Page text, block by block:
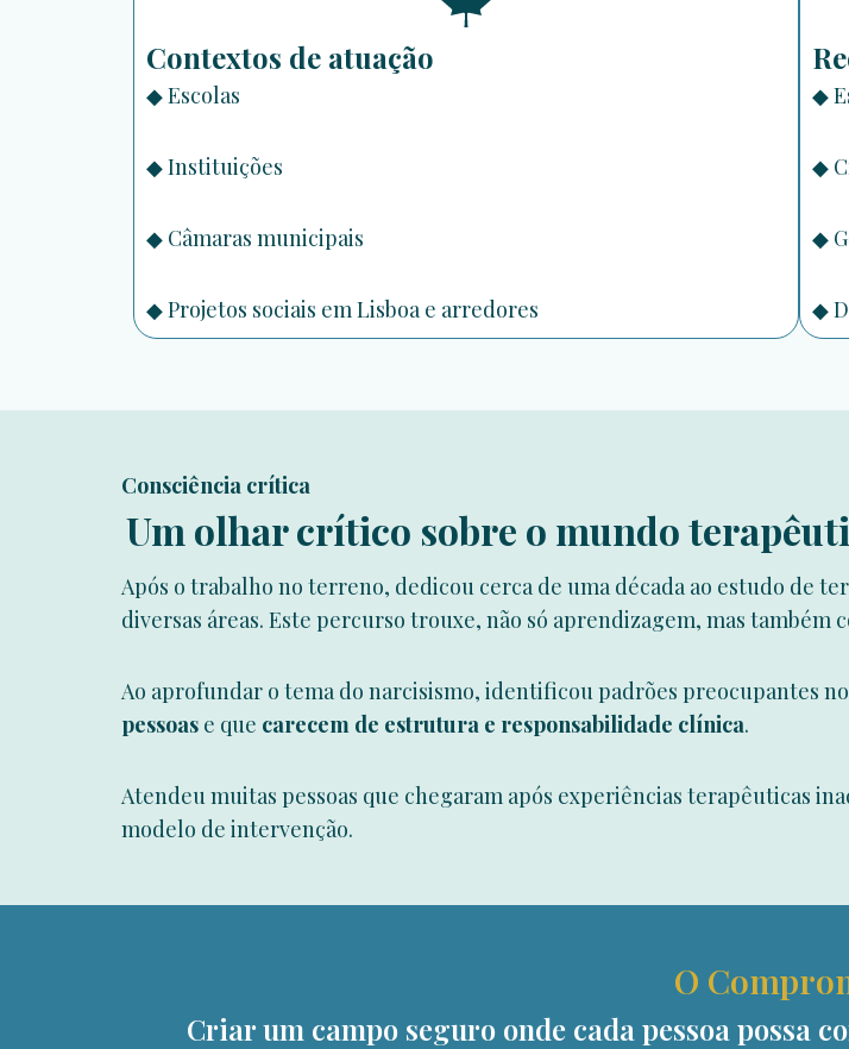
Contextos de atuação
◆Escolas
◆Instituições
◆ Câmaras municipais
◆Projetos sociais em Lisboa e arredores
◆
◆
◆
◆
Consciência crítica
Um olhar crítico sobre o mundo
Após o trabalho no terreno, dedicou cerca de uma década ao estudo de
diversas áreas. Este percurso trouxe, não só aprendizagem, mas também
Ao aprofundar o tema do narcisismo, identificou padrões preocupantes
pessoas e que carecem de estrutura e responsabilidade clínica.
Atendeu muitas pessoas que chegaram após experiências terapêuticas
modelo de intervenção.
O
Criar um campo seguro onde cada pessoa possa